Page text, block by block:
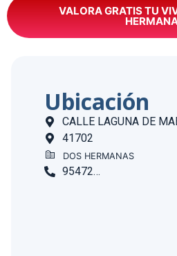
VALORA GRATIS TU
Ubicación
CALLE LAGUNA DE
41702
DOS HERMANAS
954726694